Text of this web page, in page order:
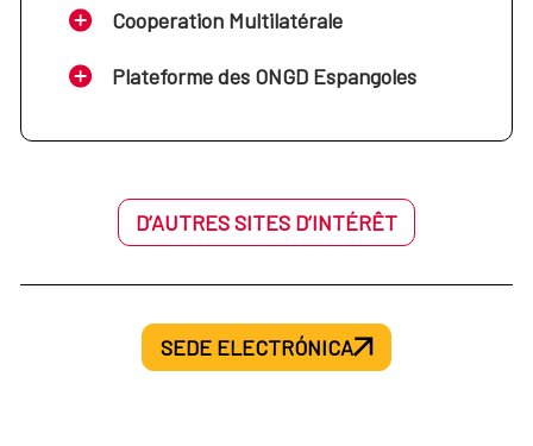
Cooperation Multilatérale
Plateforme des ONGD Espangoles
D’AUTRES SITES D’INTÉRÊT
SEDE ELECTRÓNICA